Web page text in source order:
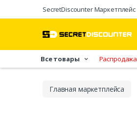
SecretDiscounter Маркетплейс
Все товары Распродажа
Главная марĸетплейса